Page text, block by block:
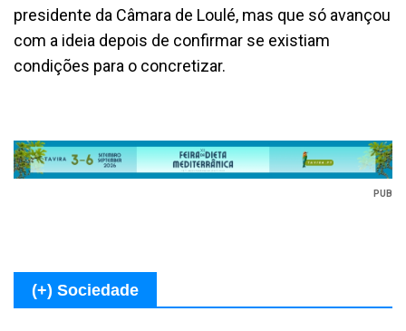
presidente da Câmara de Loulé, mas que só avançou
com a ideia depois de confirmar se existiam
condições para o concretizar.
PUB
(+) Sociedade